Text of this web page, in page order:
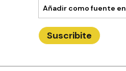
Añadir como fuente en
Suscribite